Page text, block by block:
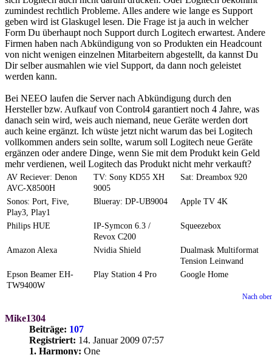
zumindest rechtlich Probleme. Alles andere wie lange es Support
geben wird ist Glaskugel lesen. Die Frage ist ja auch in welcher
Form Du überhaupt noch Support durch Logitech erwartest. Andere
Firmen haben nach Abkündigung von so Produkten ein Headcount
von nicht wenigen einzelnen Mitarbeitern abgestellt, da kannst Du
Dir selber ausmahlen wie viel Support, da dann noch geleistet
werden kann.
Bei NEEO laufen die Server nach Abkündigung durch den
Hersteller bzw. Aufkauf von Control4 garantiert noch 4 Jahre, was
danach sein wird, weis auch niemand, neue Geräte werden dort
auch keine ergänzt. Ich wüste jetzt nicht warum das bei Logitech
vollkommen anders sein sollte, warum soll Logitech neue Geräte
ergänzen oder andere Dinge, wenn Sie mit dem Produkt kein Geld
mehr verdienen, weil Logitech das Produkt nicht mehr verkauft?
AV Reciever: Denon
AVC-X8500H
TV: Sony KD55 XH
9005
Sat: Dreambox 920
Sonos: Port, Five,
Play3, Play1
Blueray: DP-UB9004 Apple TV 4K
Philips HUE
IP-Symcon 6.3 /
Revox C200
Squeezebox
Amazon Alexa Nvidia Shield
Dualmask Multiformat
Tension Leinwand
Epson Beamer EH-
TW9400W
Play Station 4 Pro Google Home
Nach
Mike1304
Beiträge: 107
Registriert: 14. Januar 2009 07:57
1. Harmony: One